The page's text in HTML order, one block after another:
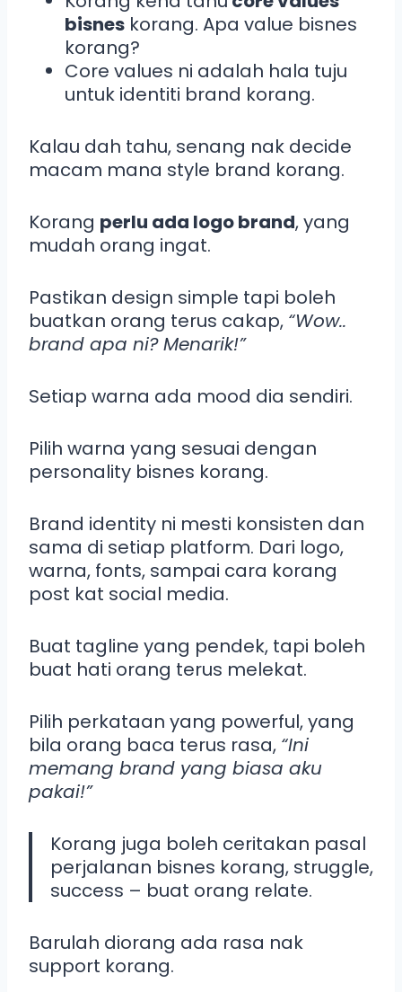
bisnes korang. Apa value bisnes
korang?
Core values ni adalah hala tuju
untuk identiti brand korang.
Kalau dah tahu, senang nak decide
macam mana style brand korang.
Korang perlu ada logo brand, yang
mudah orang ingat.
Pastikan design simple tapi boleh
buatkan orang terus cakap, “Wow..
brand apa ni? Menarik!”
Setiap warna ada mood dia sendiri.
Pilih warna yang sesuai dengan
personality bisnes korang.
Brand identity ni mesti konsisten dan
sama di setiap platform. Dari logo,
warna, fonts, sampai cara korang
post kat social media.
Buat tagline yang pendek, tapi boleh
buat hati orang terus melekat.
Pilih perkataan yang powerful, yang
bila orang baca terus rasa, “Ini
memang brand yang biasa aku
pakai!”
Korang juga boleh ceritakan pasal
perjalanan bisnes korang, struggle,
success – buat orang relate.
Barulah diorang ada rasa nak
support korang.